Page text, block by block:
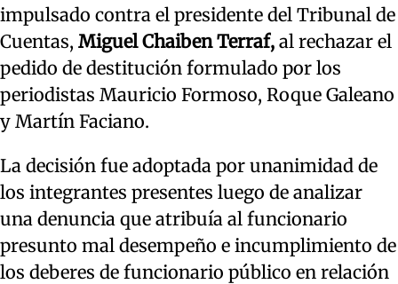
impulsado contra el presidente del Tribunal de
Cuentas, Miguel Chaiben Terraf, al rechazar el
pedido de destitución formulado por los
periodistas Mauricio Formoso, Roque Galeano
y Martín Faciano.
La decisión fue adoptada por unanimidad de
los integrantes presentes luego de analizar
una denuncia que atribuía al funcionario
presunto mal desempeño e incumplimiento de
los deberes de funcionario público en relación